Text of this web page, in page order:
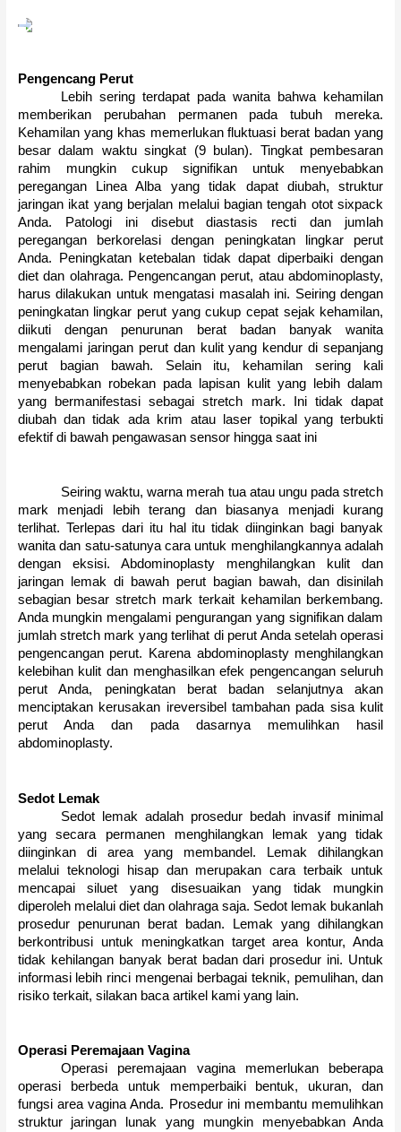
Pengencang Perut
Lebih sering terdapat pada wanita bahwa kehamilan
memberikan perubahan permanen pada tubuh mereka.
Kehamilan yang khas memerlukan fluktuasi berat badan yang
besar dalam waktu singkat (9 bulan). Tingkat pembesaran
rahim mungkin cukup signifikan untuk menyebabkan
peregangan Linea Alba yang tidak dapat diubah, struktur
jaringan ikat yang berjalan melalui bagian tengah otot sixpack
Anda.
Patologi ini disebut diastasis recti dan jumlah
peregangan berkorelasi dengan peningkatan lingkar perut
Anda.
Peningkatan ketebalan tidak dapat diperbaiki dengan
diet dan olahraga. Pengencangan perut, atau abdominoplasty,
harus dilakukan untuk mengatasi masalah ini. Seiring dengan
peningkatan lingkar perut yang cukup cepat sejak kehamilan,
diikuti dengan penurunan berat badan banyak wanita
mengalami jaringan perut dan kulit yang kendur di sepanjang
perut bagian bawah. Selain itu, kehamilan sering kali
menyebabkan robekan pada lapisan kulit yang lebih dalam
yang bermanifestasi sebagai stretch mark.
Ini tidak dapat
diubah dan tidak ada krim atau laser topikal yang terbukti
efektif di bawah pengawasan sensor hingga saat ini
Seiring waktu, warna merah tua atau ungu pada stretch
mark menjadi lebih terang dan biasanya menjadi kurang
terlihat. Terlepas dari itu hal itu tidak diinginkan bagi banyak
wanita dan satu-satunya cara untuk menghilangkannya adalah
dengan eksisi. Abdominoplasty menghilangkan kulit dan
jaringan lemak di bawah perut bagian bawah, dan disinilah
sebagian besar stretch mark terkait kehamilan berkembang.
Anda mungkin mengalami pengurangan yang signifikan dalam
jumlah stretch mark yang terlihat di perut Anda setelah operasi
pengencangan perut.
Karena abdominoplasty menghilangkan
kelebihan kulit dan menghasilkan efek pengencangan seluruh
perut Anda, peningkatan berat badan selanjutnya akan
menciptakan kerusakan ireversibel tambahan pada sisa kulit
perut Anda dan pada dasarnya memulihkan hasil
abdominoplasty.
Sedot Lemak
Sedot lemak adalah prosedur bedah invasif minimal
yang secara permanen menghilangkan lemak yang tidak
diinginkan di area yang membandel.
Lemak dihilangkan
melalui teknologi hisap dan merupakan cara terbaik untuk
mencapai siluet yang disesuaikan yang tidak mungkin
diperoleh melalui diet dan olahraga saja. Sedot lemak bukanlah
prosedur penurunan berat badan.
Lemak yang dihilangkan
berkontribusi untuk meningkatkan target area kontur, Anda
tidak kehilangan banyak berat badan dari prosedur ini. Untuk
informasi lebih rinci mengenai berbagai teknik, pemulihan, dan
risiko terkait, silakan baca artikel kami yang lain.
Operasi Peremajaan Vagina
Operasi peremajaan vagina memerlukan beberapa
operasi berbeda untuk memperbaiki bentuk, ukuran, dan
fungsi area vagina Anda. Prosedur ini membantu memulihkan
struktur jaringan lunak yang mungkin menyebabkan Anda